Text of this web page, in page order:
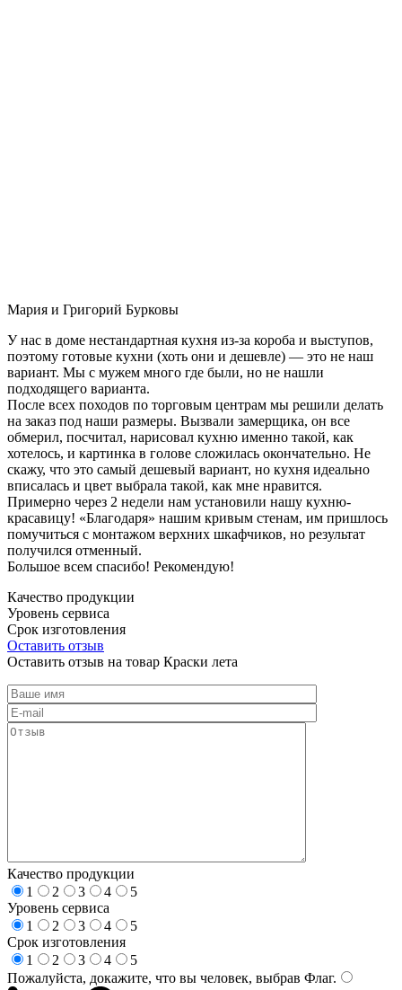
Мария и Григорий Бурковы
У нас в доме нестандартная кухня из-за короба и выступов,
поэтому готовые кухни (хоть они и дешевле) — это не наш
вариант. Мы с мужем много где были, но не нашли
подходящего варианта.
После всех походов по торговым центрам мы решили делать
на заказ под наши размеры. Вызвали замерщика, он все
обмерил, посчитал, нарисовал кухню именно такой, как
хотелось, и картинка в голове сложилась окончательно. Не
скажу, что это самый дешевый вариант, но кухня идеально
вписалась и цвет выбрала такой, как мне нравится.
Примерно через 2 недели нам установили нашу кухню-
красавицу! «Благодаря» нашим кривым стенам, им пришлось
помучиться с монтажом верхних шкафчиков, но результат
получился отменный.
Большое всем спасибо! Рекомендую!
Качество продукции
Уровень сервиса
Срок изготовления
Оставить отзыв
Оставить отзыв на товар Краски лета
Качество продукции
1
2 3 4
5
Уровень сервиса
1
2 3 4
5
Срок изготовления
1
2 3 4
5
Пожалуйста, докажите, что вы человек, выбрав Флаг.